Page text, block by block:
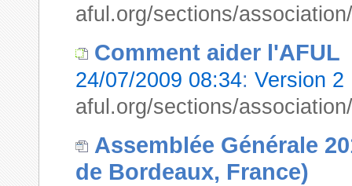
aful.org/sections/
Comment aider l'AFUL
24/07/2009 08:34: Version
aful.org/sections/
Assemblée Générale
de Bordeaux, France)